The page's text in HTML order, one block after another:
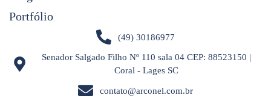
Portfólio
(49) 30186977
Senador Salgado Filho Nº 110 sala 04 CEP: 88523150 |
Coral - Lages SC
contato@arconel.com.br